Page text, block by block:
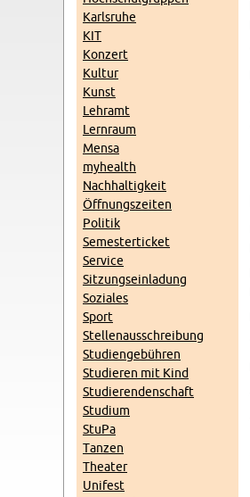
Karls­ru­he
KIT
Kon­zert
Kul­tur
Kunst
Lehr­amt
Lern­raum
Mensa
myhe­alth
Nach­hal­tig­keit
Öff­nungs­zei­ten
Po­li­tik
Se­mes­ter­ti­cket
Ser­vice
Sit­zungs­ein­la­dung
So­zia­les
Sport
Stel­len­aus­schrei­bung
Stu­di­en­ge­büh­ren
Stu­die­ren mit Kind
Stu­die­ren­den­schaft
Stu­di­um
StuPa
Tan­zen
Thea­ter
Uni­fest